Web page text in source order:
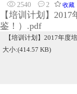
2540
2 收藏
【培训计划】
鉴！）.pdf
【培训计划】2017年度
大小:(414.57 KB)